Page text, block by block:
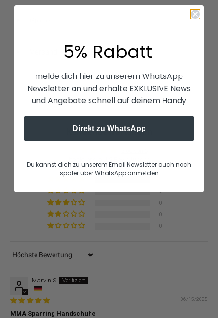
Versand | Retouren
Kundenbewertungen
0
0
0
Sort by
Marvin S.
06/15/2025
MMA Sparring Handschuhe
5% Rabatt
melde dich hier zu unserem WhatsApp
Newsletter an und erhalte EXKLUSIVE News
und Angebote schnell auf deinem Handy
Direkt zu WhatsApp
Du kannst dich zu unserem Email Newsletter auch noch
später über WhatsApp anmelden